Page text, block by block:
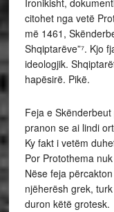
Ironikisht,
citohet nga vetë
më 1461,
Shqiptarëve”⁷. Kjo
ideologjik.
hapësirë. Pikë.
Feja e
pranon se ai lindi
Ky fakt i vetëm
Por Protothema
Nëse feja
njëherësh grek,
duron këtë grotesk.